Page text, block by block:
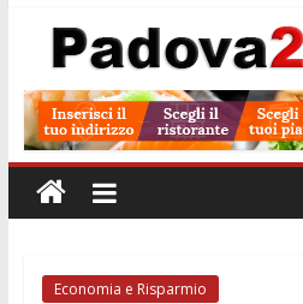
Euganei
Notturni padovani al Museo della
Organi in 3D al MUSME: il corpo
VR
Musei gratis a Padova per tutto
visitare
Economia e Risparmio